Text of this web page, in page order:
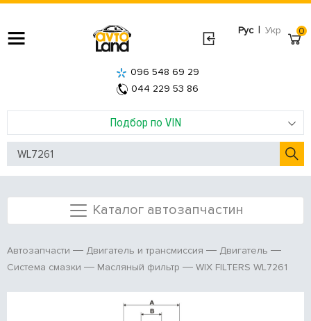
Рус | Укр
Подбор по VIN
096 548 69 29
044 229 53 86
0
Каталог автозапчастин
Автозапчасти Двигатель и трансмиссия
Двигатель
Система смазки
Масляный фильтр WIX FILTERS WL7261